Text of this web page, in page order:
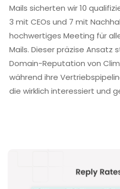
Mails sicherten wir 10
3 mit CEOs und 7 mit
hochwertiges Meeting für
Mails. Dieser präzise Ansatz
Domain-Reputation von
während ihre
die wirklich interessiert und